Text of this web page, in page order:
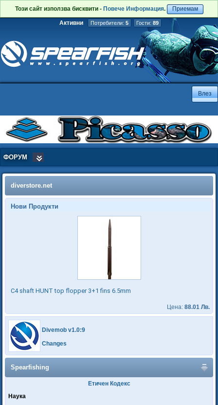
Този сайт използва бисквити - Повече Информация. Приемам
Активни Потребители: 5 Гости: 89
ФОРУМ
diverstore.net
Нови Продукти
C4 shaft HUNT top flopper 3+1 fins 6.5mm
Цена: 88.01 Лв.
Divemob v1.0:9
Changes
Spearfishing
Етичен Кодекс
Наука